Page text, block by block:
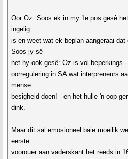
Oor Oz: Soos ek in my 1e pos gesê
ingelig
is en weet wat ek beplan aangeraai
Soos jy sê
het hy ook gesê: Oz is vol beperkings
oorregulering in SA wat interpreneurs
mense
besigheid doen! - en het hulle 'n oop
dink.
Maar dit sal emosioneel baie moeilik
eerste
voorouer aan vaderskant het reeds in